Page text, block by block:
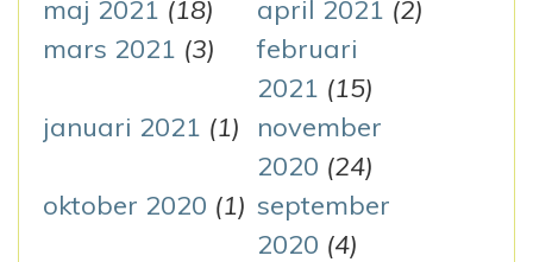
maj 2021 (18) april 2021 (2)
mars 2021 (3)
februari
2021 (15)
januari 2021 (1)
november
2020 (24)
oktober 2020 (1) september
2020 (4)